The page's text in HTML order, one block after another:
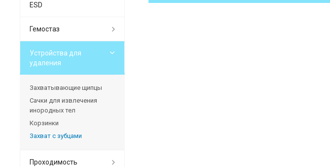
ESD
Гемостаз
Устройства для
удаления
Захватывающие щипцы
Сачки для извлечения
инородных тел
Корзинки
Захват с зубцами
Проходимость